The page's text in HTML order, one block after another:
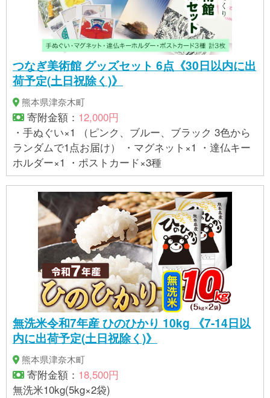
つなぎ美術館 グッズセット 6点《30日以内に出
荷予定(土日祝除く)》
熊本県津奈木町
寄附金額： 12,000円
・手ぬぐい×1 （ピンク、ブルー、ブラック 3色から
ランダムで1点お届け） ・マグネット×1 ・達仏キー
ホルダー×1 ・ポストカード×3種
無洗米令和7年産 ひのひかり 10kg 《7-14日以
内に出荷予定(土日祝除く)》
熊本県津奈木町
寄附金額： 18,500円
無洗米10kg(5kg×2袋)